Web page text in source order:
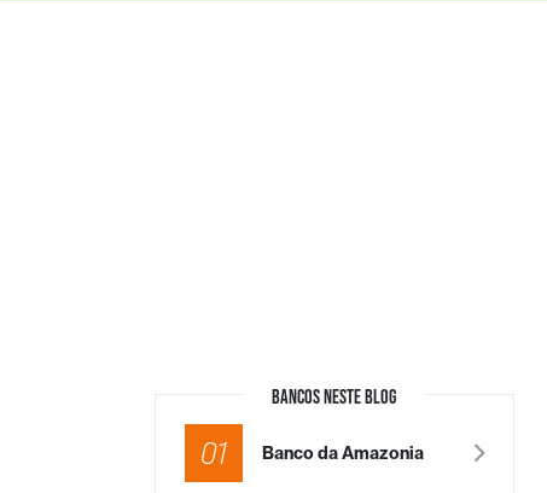
BANCOS NESTE BLOG
01 Banco da Amazonia